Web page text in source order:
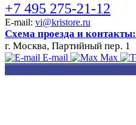
+7 495 275-21-12
E-mail: vi@kristore.ru
Схема проезда и контакты:
г. Москва, Партийный пер. 1
E-mail Max